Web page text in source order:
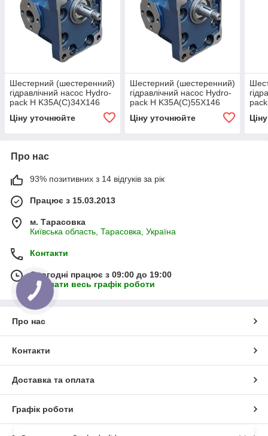
Шестерний (шестеренний)
гідравлічний насос Hydro-
pack H K35A(C)34X146
Ціну уточнюйте
Шестерний (шестеренний)
гідравлічний насос Hydro-
pack H K35A(C)55X146
Ціну уточнюйте
Про нас
93% позитивних з 14 відгуків за рік
Працює з 15.03.2013
м. Тарасовка
Київська область, Тарасовка, Україна
Контакти
Сьогодні працює з 09:00 до 19:00
Показати весь графік роботи
Про нас
Контакти
Доставка та оплата
Графік роботи